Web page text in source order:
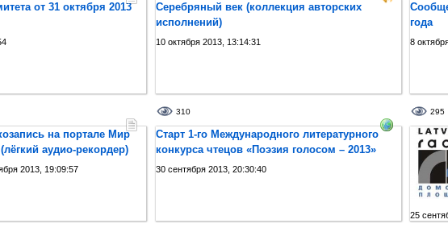
от 31 октября 2013
Серебряный век (коллекция авторских
исполнений)
10 октября 2013, 13:14:31
310
года
8
295
на портале Мир
аудио-рекордер)
2013, 19:09:57
Старт 1-го Международного литературного
конкурса чтецов «Поэзия голосом – 2013»
30 сентября 2013, 20:30:40
25